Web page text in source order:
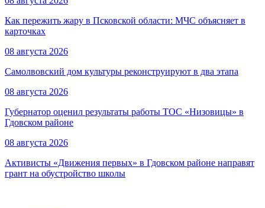
Как пережить жару в Псковской области: МЧС объясняет в
карточках
08 августа 2026
Самолвовский дом культуры реконструируют в два этапа
08 августа 2026
Губернатор оценил результаты работы ТОС «Низовицы» в
Гдовском районе
08 августа 2026
Активисты «Движения первых» в Гдовском районе направят
грант на обустройство школы